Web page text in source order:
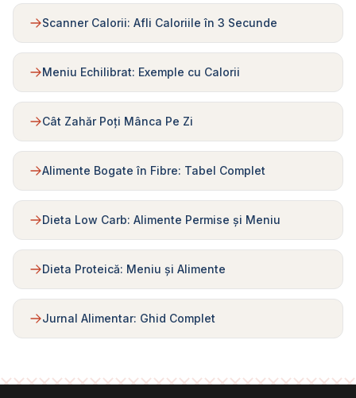
Scanner Calorii: Afli Caloriile în 3 Secunde
Meniu Echilibrat: Exemple cu Calorii
Cât Zahăr Poți Mânca Pe Zi
Alimente Bogate în Fibre: Tabel Complet
Dieta Low Carb: Alimente Permise și Meniu
Dieta Proteică: Meniu și Alimente
Jurnal Alimentar: Ghid Complet